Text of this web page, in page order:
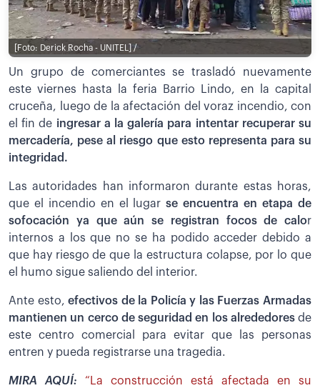
[Foto: Derick Rocha - UNITEL] /
Un grupo de comerciantes se trasladó nuevamente
este viernes hasta la feria Barrio Lindo, en la capital
cruceña, luego de la afectación del voraz incendio, con
el fin de ingresar a la galería para intentar recuperar su
mercadería, pese al riesgo que esto representa para su
integridad.
Las autoridades han informaron durante estas horas,
que el incendio en el lugar se encuentra en etapa de
sofocación ya que aún se registran focos de calor
internos a los que no se ha podido acceder debido a
que hay riesgo de que la estructura colapse, por lo que
el humo sigue saliendo del interior.
Ante esto,efectivos de la Policía y las Fuerzas Armadas
mantienen un cerco de seguridad en los alrededores de
este centro comercial para evitar que las personas
entren y pueda registrarse una tragedia.
MIRA AQUÍ: “La construcción está afectada en su